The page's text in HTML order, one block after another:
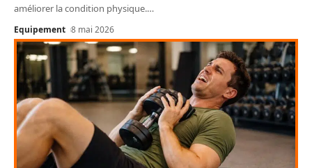
améliorer la condition physique.…
Equipement 8 mai 2026